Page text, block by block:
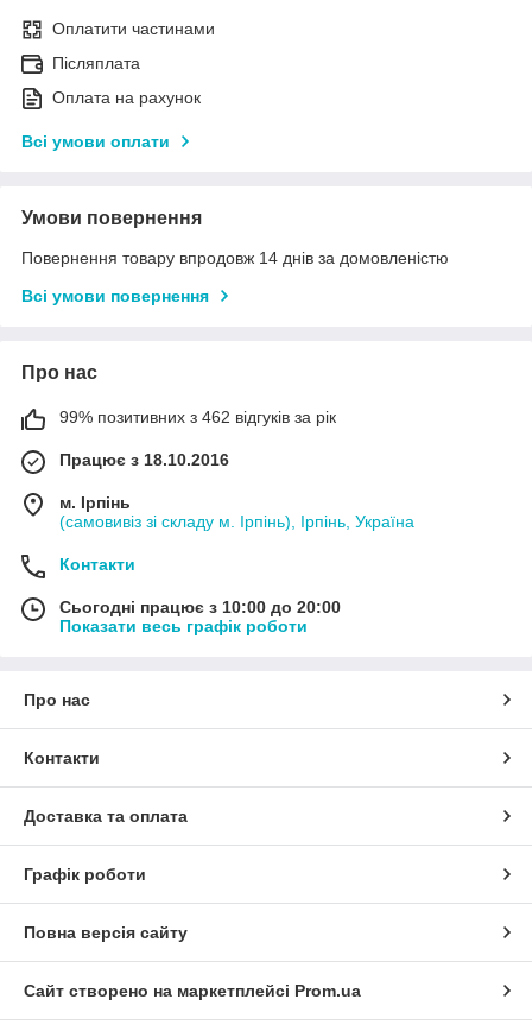
Оплатити частинами
Післяплата
Оплата на рахунок
Всі умови оплати
Умови повернення
Повернення товару впродовж 14 днів за домовленістю
Всі умови повернення
Про нас
99% позитивних з 462 відгуків за рік
Працює з 18.10.2016
м. Ірпінь
(самовивіз зі складу м. Ірпінь), Ірпінь, Україна
Контакти
Сьогодні працює з 10:00 до 20:00
Показати весь графік роботи
Про нас
Контакти
Доставка та оплата
Графік роботи
Повна версія сайту
Сайт створено на маркетплейсі Prom.ua